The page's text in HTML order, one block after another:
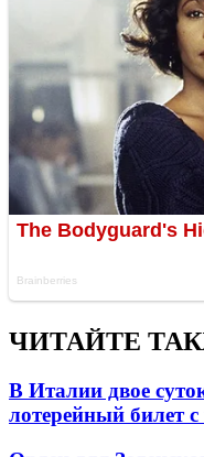
ЧИТАЙТЕ
В Италии двое
лотерейный билет